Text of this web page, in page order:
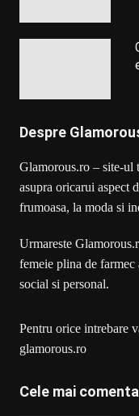
Despre
Glamorous.ro – site-ul
asupra oricarui aspect
frumoasa, la moda si
Urmareste
femeie plina de
social si personal.
Pentru orice intrebare
glamorous.ro
Cele mai